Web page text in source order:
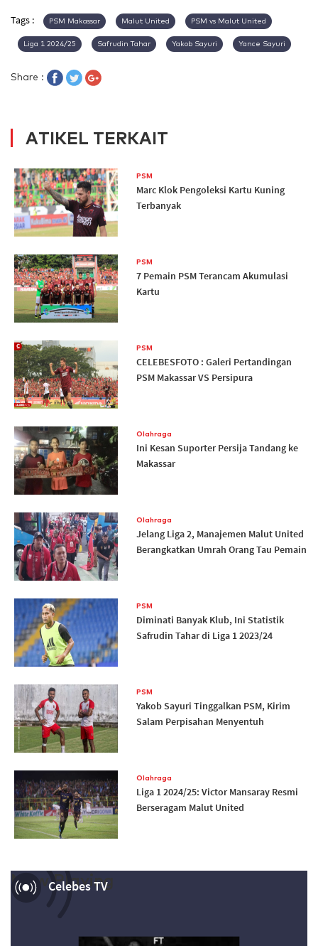
Tags : PSM Makassar Malut United PSM vs Malut United
Liga 1 2024/25 Safrudin Tahar Yakob Sayuri Yance Sayuri
Share :
ATIKEL TERKAIT
PSM
Marc Klok Pengoleksi Kartu Kuning
Terbanyak
PSM
7 Pemain PSM Terancam Akumulasi
Kartu
PSM
CELEBESFOTO : Galeri Pertandingan
PSM Makassar VS Persipura
Olahraga
Ini Kesan Suporter Persija Tandang ke
Makassar
Olahraga
Jelang Liga 2, Manajemen Malut United
Berangkatkan Umrah Orang Tau Pemain
PSM
Diminati Banyak Klub, Ini Statistik
Safrudin Tahar di Liga 1 2023/24
PSM
Yakob Sayuri Tinggalkan PSM, Kirim
Salam Perpisahan Menyentuh
Olahraga
Liga 1 2024/25: Victor Mansaray Resmi
Berseragam Malut United
Celebes TV
Now Playing